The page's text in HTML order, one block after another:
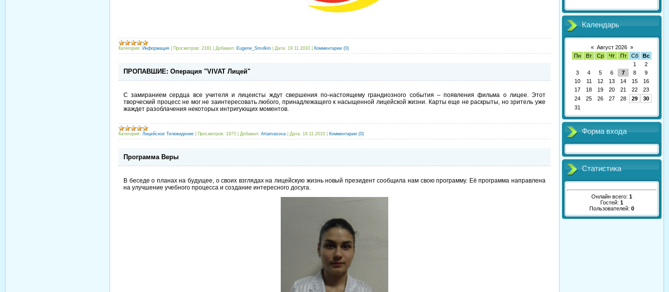
Категория: Информация Просмотров: 2181 Добавил: Eugene_Smolkin Дата: 19.11.2010 Комментарии (0)
ПРОПАВШИЕ: Операция "VIVAT Лицей"
С замиранием сердца все учителя и лицеисты ждут свершения по-настоящему грандиозного события – появления фильма о лицее. Этот
творческий процесс не мог не заинтересовать любого, принадлежащего к насыщенной лицейской жизни. Карты еще не раскрыты, но зритель уже
жаждет разоблачения некоторых интригующих моментов.
Категория: Лицейское Телевидение Просмотров: 1973 Добавил: Artamasova Дата: 16.11.2010 Комментарии (0)
Программа Веры
В беседе о планах на будущее, о своих взглядах на лицейскую жизнь новый президент сообщила нам свою программу. Её программа направлена
на улучшение учебного процесса и создание интересного досуга.
Календарь
« Август 2026 »
Пн
Вт Ср Чт Пт Сб
Вс
1
2
3
4 5 6 7 8
9
10
11 12 13 14 15
16
17
18 19 20 21 22
23
24
25 26 27 28 29
30
31
Форма входа
Статистика
Онлайн всего: 1
Гостей: 1
Пользователей: 0